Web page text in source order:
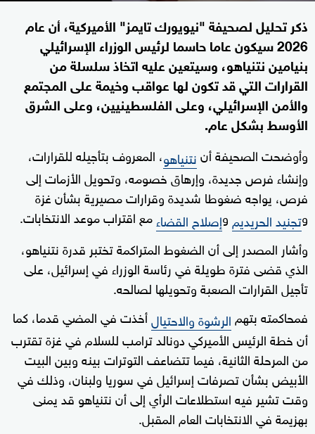
ذكر تحليل لصحيفة "نيويورك تايمز" الأميركية، أن عام
2026 سيكون عاما حاسما لرئيس الوزراء الإسرائيلي
بنيامين نتنياهو، وسيتعين عليه اتخاذ سلسلة من
القرارات التي قد تكون لها عواقب وخيمة على المجتمع
والأمن الإسرائيلي، وعلى الفلسطينيين، وعلى الشرق
الأوسط بشكل عام.
وأوضحت الصحيفة أننتنياهو، المعروف بتأجيله للقرارات،
وإنشاء فرص جديدة، وإرهاق خصومه، وتحويل الأزمات إلى
فرص، يواجه ضغوطا شديدة وقرارات مصيرية بشأن غزة
وتجنيد الحريديم وإصلاح القضاءمع اقتراب موعد الانتخابات.
وأشار المصدر إلى أن الضغوط المتراكمة تختبر قدرة نتنياهو،
الذي قضى فترة طويلة في رئاسة الوزراء في إسرائيل، على
تأجيل القرارات الصعبة وتحويلها لصالحه.
فمحاكمته بتهم الرشوة والاحتيالأخذت في المضي قدما، كما
أن خطة الرئيس الأميركي دونالد ترامب للسلام في غزة تقترب
من المرحلة الثانية، فيما تتضاعف التوترات بينه وبين البيت
الأبيض بشأن تصرفات إسرائيل في سوريا ولبنان، وذلك في
وقت تشير فيه استطلاعات الرأي إلى أن نتنياهو قد يمنى
بهزيمة في الانتخابات العام المقبل.